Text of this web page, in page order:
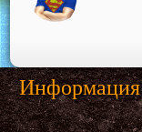
Информация